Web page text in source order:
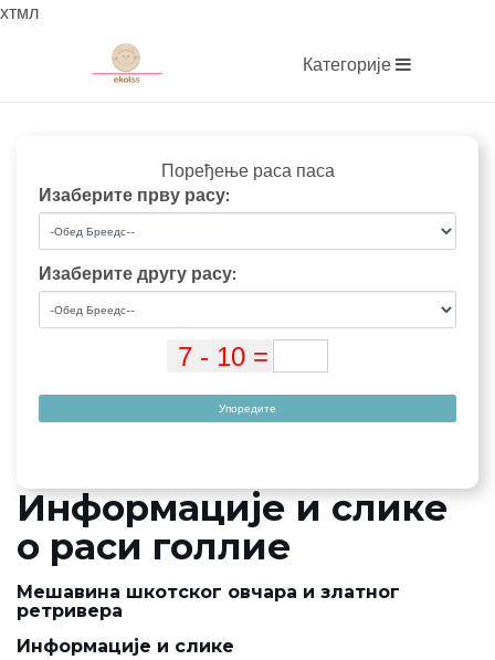
хтмл
Категорије
Поређење раса паса
Изаберите прву расу:
Изаберите другу расу:
Упоредите
Информације и слике
о раси голлие
Мешавина шкотског овчара и златног
ретривера
Информације и слике